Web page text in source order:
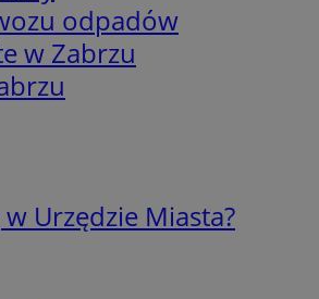
odpadów
w Zabrzu
w Urzędzie Miasta?